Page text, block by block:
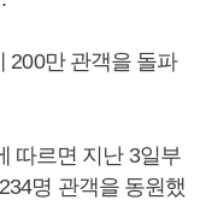
200만 관객을 돌파
따르면 지난 3일부
명 관객을 동원했